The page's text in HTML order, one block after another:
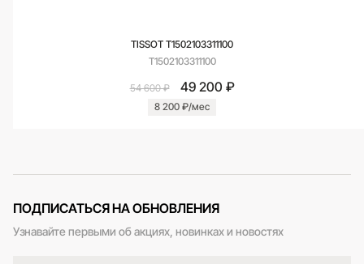
TISSOT T1502103311100
T1502103311100
54 600 ₽ 49 200 ₽
8 200 ₽/мес
ПОДПИСАТЬСЯ НА ОБНОВЛЕНИЯ
Узнавайте первыми об акциях, новинках и новостях